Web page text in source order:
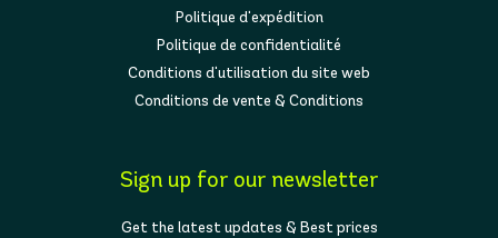
Politique d'expédition
Politique de confidentialité
Conditions d'utilisation du site web
Conditions de vente & Conditions
Sign up for our newsletter
Get the latest updates & Best prices